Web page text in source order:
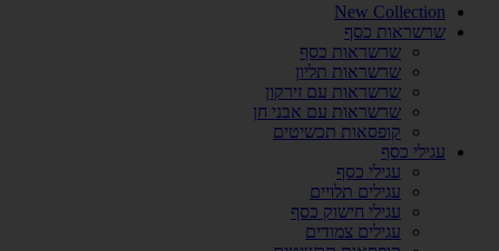
New Collection
שרשראות כסף
שרשראות כסף
שרשראות תליון
שרשראות עם זירקון
שרשראות עם אבני חן
קופסאות תכשיטים
עגילי כסף
עגילי כסף
עגילים תלויים
עגילי חישוק כסף
עגילים צמודים